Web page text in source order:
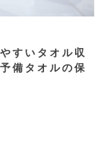
すいタオル収
備タオルの保